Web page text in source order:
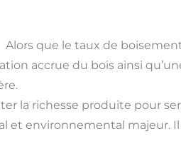
Alors que le taux de
accrue du bois ainsi
la richesse produite pour
environnemental majeur.